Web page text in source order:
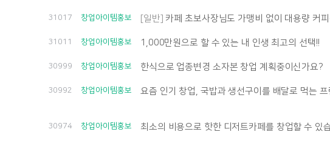
31017 창업아이템홍보 [일반] 카페 초보사장님도 가맹비 없이 대용량 커피전
31011 창업아이템홍보 1,000만원으로 할 수 있는 내 인생 최고의 선택!!
30999 창업아이템홍보 한식으로 업종변경 소자본 창업 계획중이신가요?
30992 창업아이템홍보 요즘 인기 창업, 국밥과 생선구이를 배달로 먹는 프
30974 창업아이템홍보 최소의 비용으로 핫한 디저트카페를 창업할 수 있